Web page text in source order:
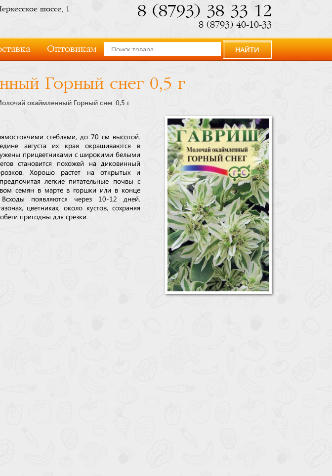
шоссе, 1
8 (8793) 38 33 12
8 (8793) 40-10-33
Оптовикам НАЙТИ
Горный снег 0,5 г
окаймленный Горный снег 0,5 г
стеблями, до 70 см высотой.
августа их края окрашиваются в
прицветниками с широкими белыми
становится похожей на диковинный
Хорошо растет на открытых и
легкие питательные почвы с
семян в марте в горшки или в конце
появляются через 10-12 дней.
цветниках, около кустов, сохраняя
пригодны для срезки.